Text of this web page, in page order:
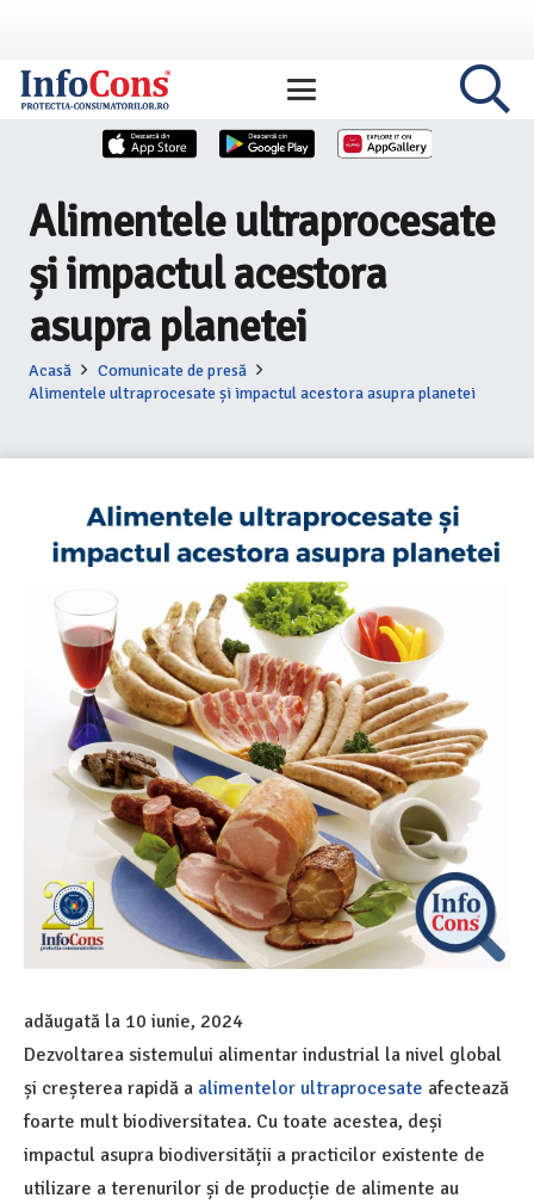
Alimentele ultraprocesate
și impactul acestora
asupra planetei
Acasă
Comunicate de presă
Alimentele ultraprocesate și impactul acestora asupra planetei
adăugată la 10 iunie, 2024
Dezvoltarea sistemului alimentar industrial la nivel global
și creșterea rapidă a alimentelor ultraprocesate afectează
foarte mult biodiversitatea. Cu toate acestea, deși
impactul asupra biodiversității a practicilor existente de
utilizare a terenurilor și de producție de alimente au